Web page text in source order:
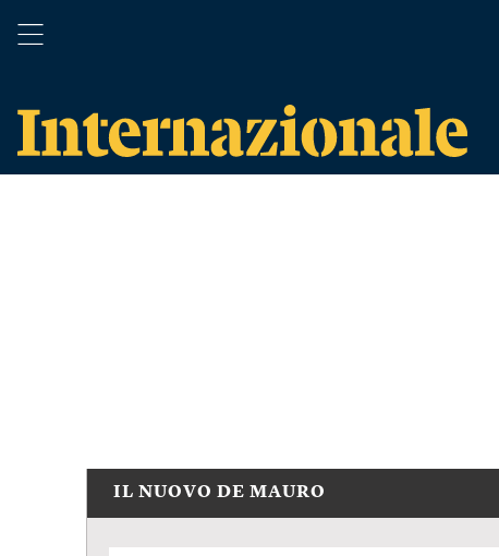
IL NUOVO DE MAURO